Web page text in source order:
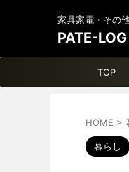
家具家電・その
PATE-LOG
TOP
HOME >
暮らし